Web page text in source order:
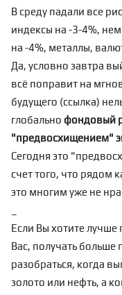
В среду падали все
индексы на -3-4%,
на -4%, металлы,
Да, условно завтра
всё поправит на
будущего (ссылка)
глобально фондовый
"предвосхищением"
Сегодня это
счет того, что рядом
это многим уже не
Если Вы хотите лучше
Вас, получать
разобраться, когда
золото или нефть, а